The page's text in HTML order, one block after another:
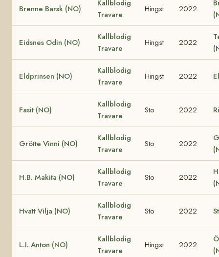
Brenne Barsk (NO)
Kallblodig
Travare
Hingst 2022
Eidsnes Odin (NO)
Kallblodig
Travare
Hingst 2022
Eldprinsen (NO)
Kallblodig
Travare
Hingst 2022
Fasit (NO)
Kallblodig
Travare
Sto 2022
Grötte Vinni (NO)
Kallblodig
Travare
Sto 2022
H.B. Makita (NO)
Kallblodig
Travare
Sto 2022
Hvatt Vilja (NO)
Kallblodig
Travare
Sto 2022
L.I. Anton (NO)
Kallblodig
Travare
Hingst 2022